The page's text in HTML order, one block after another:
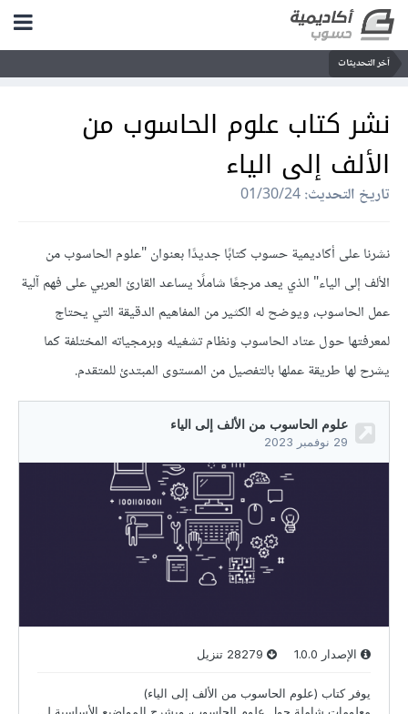
آخر التحديثات
نشر كتاب علوم الحاسوب من
الألف إلى الياء
تاريخ التحديث:
نشرنا على أكاديمية حسوب كتابًا جديدًا بعنوان "علوم الحاسوب من
الألف إلى الياء" الذي يعد مرجعًا شاملًا يساعد القارئ العربي على فهم آلية
عمل الحاسوب، ويوضح له الكثير من المفاهيم الدقيقة التي يحتاج
لمعرفتها حول عتاد الحاسوب ونظام تشغيله وبرمجياته المختلفة كما
يشرح لها طريقة عملها بالتفصيل من المستوى المبتدئ للمتقدم.